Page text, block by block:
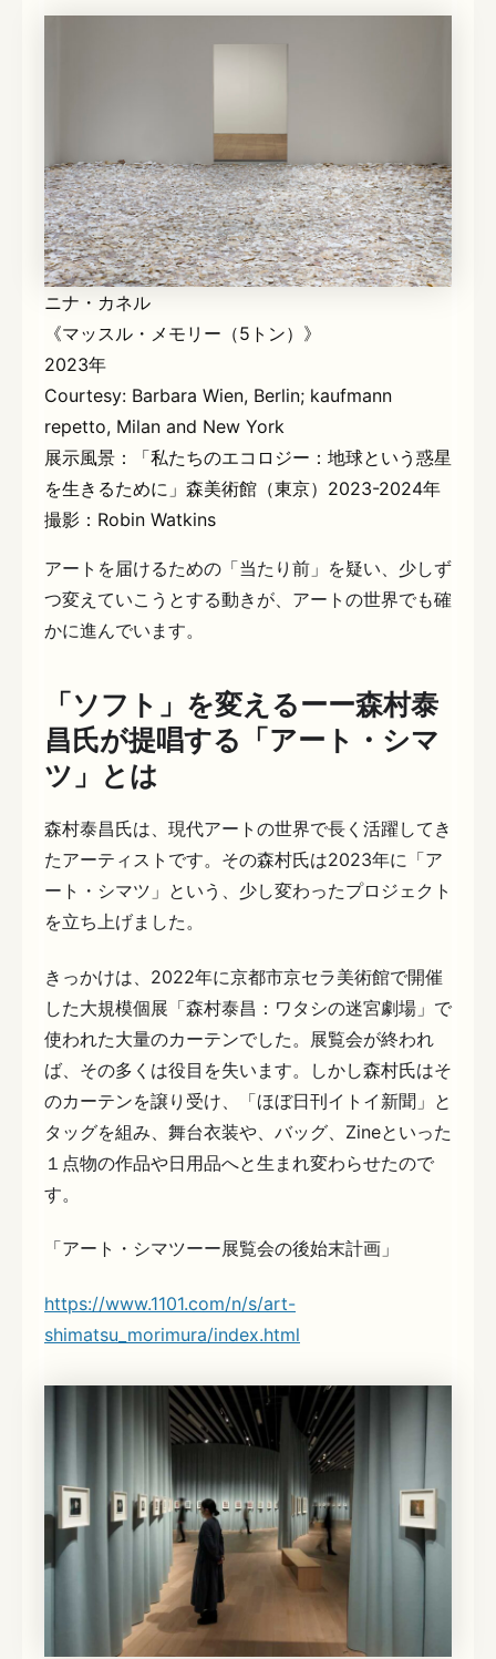
ニナ・カネル
《マッスル・メモリー（5トン）》
2023年
Courtesy: Barbara Wien, Berlin; kaufmann
repetto, Milan and New York
展示風景：「私たちのエコロジー：地球という惑星
を生きるために」森美術館（東京）2023-2024年
撮影：Robin Watkins
アートを届けるための「当たり前」を疑い、少しず
つ変えていこうとする動きが、アートの世界でも確
かに進んでいます。
「ソフト」を変えるーー森村泰
昌氏が提唱する「アート・シマ
ツ」とは
森村泰昌氏は、現代アートの世界で長く活躍してき
たアーティストです。その森村氏は2023年に「ア
ート・シマツ」という、少し変わったプロジェクト
を立ち上げました。
きっかけは、2022年に京都市京セラ美術館で開催
した大規模個展「森村泰昌：ワタシの迷宮劇場」で
使われた大量のカーテンでした。展覧会が終われ
ば、その多くは役目を失います。しかし森村氏はそ
のカーテンを譲り受け、「ほぼ日刊イトイ新聞」と
タッグを組み、舞台衣装や、バッグ、Zineといった
１点物の作品や日用品へと生まれ変わらせたので
す。
「アート・シマツーー展覧会の後始末計画」
https://www.1101.com/n/s/art-
shimatsu_morimura/index.html